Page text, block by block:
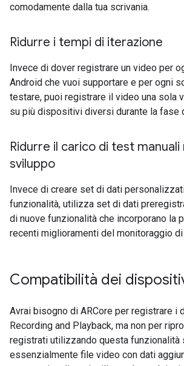
comodamente dalla tua scrivania.
Ridurre i tempi di iterazione
Invece di dover registrare un video per
Android che vuoi supportare e per ogni
testare, puoi registrare il video una sola
su più dispositivi diversi durante la fase
Ridurre il carico di test
sviluppo
Invece di creare set di dati
funzionalità, utilizza set di dati
di nuove funzionalità che incorporano la
recenti miglioramenti del monitoraggio di
Compatibilità dei
Avrai bisogno di ARCore per registrare i
Recording and Playback, ma non per
registrati utilizzando questa funzionalità
essenzialmente file video con dati